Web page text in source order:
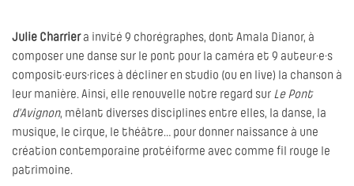
Julie Charriera invité 9 chorégraphes, dont Amala Dianor, à
composer une danse sur le pont pour la caméra et 9 auteur·e·s
composit·eurs·rices à décliner en studio (ou en live) la chanson à
leur manière. Ainsi, elle renouvelle notre regard sur Le Pont
d’Avignon, mêlant diverses disciplines entre elles, la danse, la
musique, le cirque, le théâtre… pour donner naissance à une
création contemporaine protéiforme avec comme fil rouge le
patrimoine.